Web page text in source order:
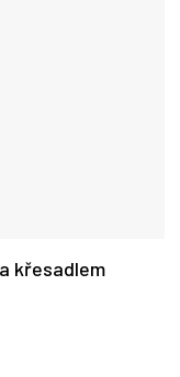
křesadlem